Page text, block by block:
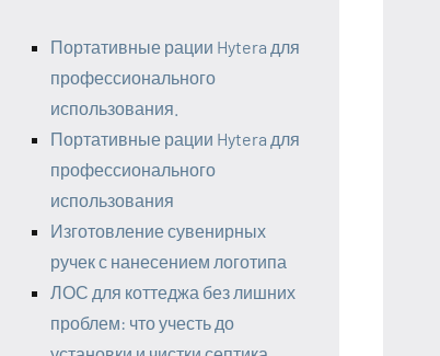
Портативные рации Hytera для
профессионального
использования.
Портативные рации Hytera для
профессионального
использования
Изготовление сувенирных
ручек с нанесением логотипа
ЛОС для коттеджа без лишних
проблем: что учесть до